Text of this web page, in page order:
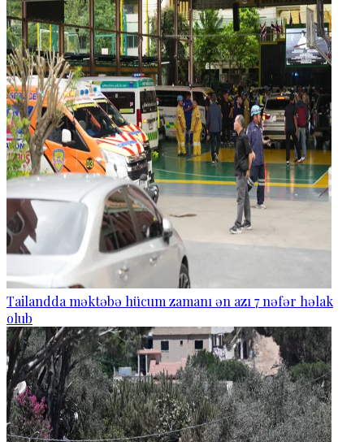
Tailandda məktəbə hücum zamanı ən azı 7 nəfər həlak
olub